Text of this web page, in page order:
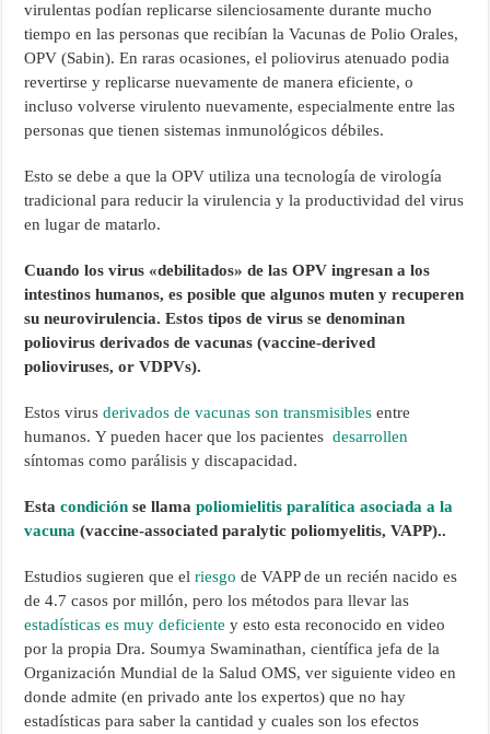
virulentas podían replicarse silenciosamente durante mucho
tiempo en las personas que recibían la Vacunas de Polio Orales,
OPV (Sabin). En raras ocasiones, el poliovirus atenuado podia
revertirse y replicarse nuevamente de manera eficiente, o
incluso volverse virulento nuevamente, especialmente entre las
personas que tienen sistemas inmunológicos débiles.
Esto se debe a que la OPV utiliza una tecnología de virología
tradicional para reducir la virulencia y la productividad del virus
en lugar de matarlo.
Cuando los virus «debilitados» de las OPV ingresan a los
intestinos humanos, es posible que algunos muten y recuperen
su neurovirulencia. Estos tipos de virus se denominan
poliovirus derivados de vacunas (vaccine-derived
polioviruses, or VDPVs).
Estos virusderivados de vacunas son transmisibles entre
humanos. Y pueden hacer que los pacientesdesarrollen
síntomas como parálisis y discapacidad.
Estacondición se llamapoliomielitis paralítica asociada a la
vacuna (vaccine-associated paralytic poliomyelitis, VAPP)..
Estudios sugieren que elriesgo de VAPP de un recién nacido es
de 4.7 casos por millón, pero los métodos para llevar las
estadísticas es muy deficiente y esto esta reconocido en video
por la propia Dra. Soumya Swaminathan, científica jefa de la
Organización Mundial de la Salud OMS, ver siguiente video en
donde admite (en privado ante los expertos) que no hay
estadísticas para saber la cantidad y cuales son los efectos